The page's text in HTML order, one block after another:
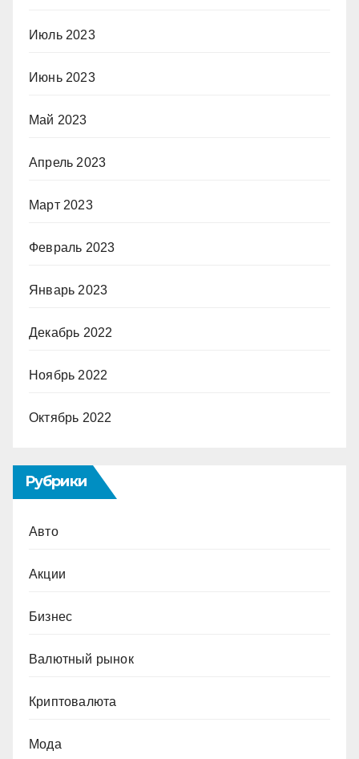
Июль 2023
Июнь 2023
Май 2023
Апрель 2023
Март 2023
Февраль 2023
Январь 2023
Декабрь 2022
Ноябрь 2022
Октябрь 2022
Рубрики
Авто
Акции
Бизнес
Валютный рынок
Криптовалюта
Мода